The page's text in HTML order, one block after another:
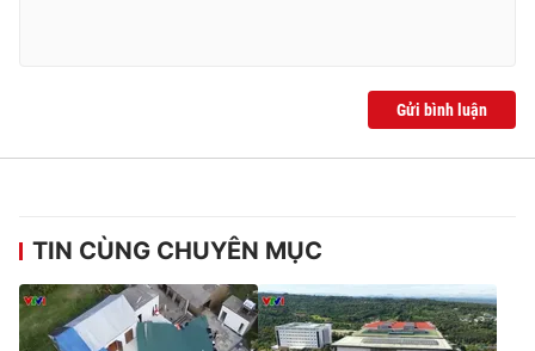
Theo dõi báo trên
Cơ quan chủ quản:
Đài Truyền hình Việt Nam
Gửi bình luận
TIN CÙNG CHUYÊN MỤC